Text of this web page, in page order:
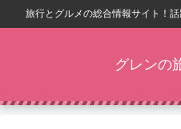
旅行とグルメの総合情報サイト！
グレンの